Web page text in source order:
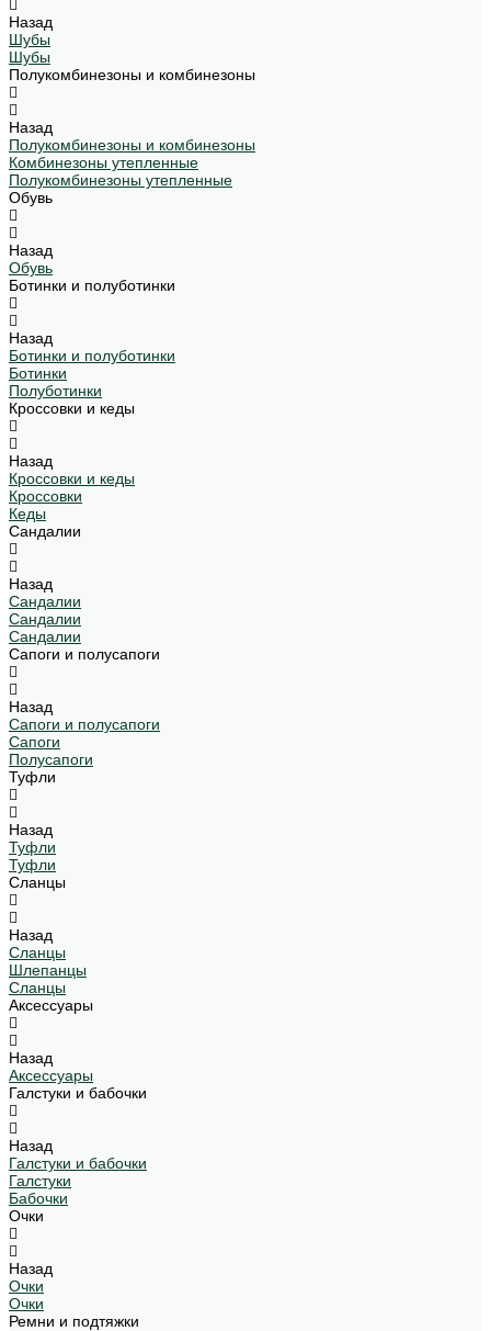
Назад
Шубы
Шубы
Полукомбинезоны и комбинезоны
Назад
Полукомбинезоны и комбинезоны
Комбинезоны утепленные
Полукомбинезоны утепленные
Обувь
Назад
Обувь
Ботинки и полуботинки
Назад
Ботинки и полуботинки
Ботинки
Полуботинки
Кроссовки и кеды
Назад
Кроссовки и кеды
Кроссовки
Кеды
Сандалии
Назад
Сандалии
Сандалии
Сандалии
Сапоги и полусапоги
Назад
Сапоги и полусапоги
Сапоги
Полусапоги
Туфли
Назад
Туфли
Туфли
Сланцы
Назад
Сланцы
Шлепанцы
Сланцы
Аксессуары
Назад
Аксессуары
Галстуки и бабочки
Назад
Галстуки и бабочки
Галстуки
Бабочки
Очки
Назад
Очки
Очки
Ремни и подтяжки